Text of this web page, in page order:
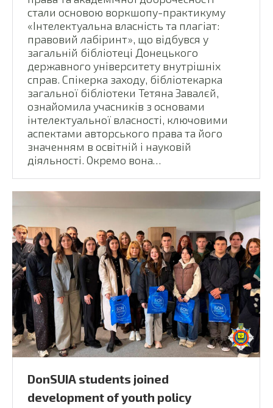
стали основою воркшопу-практикуму
«Інтелектуальна власність та плагіат:
правовий лабіринт», що відбувся у
загальній бібліотеці Донецького
державного університету внутрішніх
справ. Спікерка заходу, бібліотекарка
загальної бібліотеки Тетяна Завалєй,
ознайомила учасників з основами
інтелектуальної власності, ключовими
аспектами авторського права та його
значенням в освітній і науковій
діяльності. Окремо вона…
DonSUIA students joined
development of youth policy